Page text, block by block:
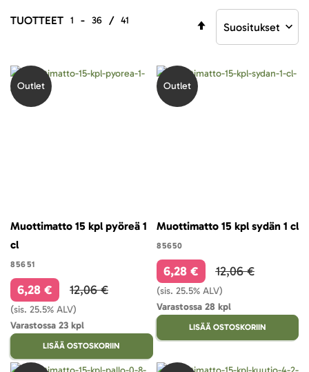
TUOTTEET 1 - 36 / 41
Aseta
Outlet
Muottimatto 15 kpl pyöreä 1
cl
85651
6,28 € 12,06 €
(sis. 25.5% ALV)
Varastossa 23 kpl
LISÄÄ OSTOSKORIIN
Outlet
Muottimatto 15 kpl sydän 1 cl
85650
6,28 € 12,06 €
(sis. 25.5% ALV)
Varastossa 28 kpl
LISÄÄ OSTOSKORIIN